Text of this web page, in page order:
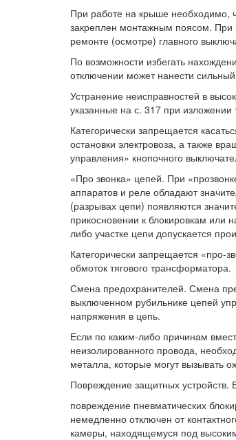
При работе на крыше необходимо,
закреплен монтажным поясом. При
ремонте (осмотре) главного
По возможности избегать
отключении может нанести
Устранение неисправностей в
указанные на с. 317 при изложении
Категорически запрещается
остановки электровоза, а также
управления» кнопочного
«Про звонка» цепей. При
аппаратов и реле обладают
(разрывах цепи) появляются
прикосновении к блокировкам или
либо участке цепи допускается
Категорически запрещается «про-
обмоток тягового трансформатора.
Смена предохранителей. Смена
выключенном рубильнике цепей
напряжения в цепь.
Если по каким-либо причинам
неизолированного провода,
металла, которые могут вызывать
Повреждение защитных устройств.
повреждение пневматических
немедленно отключен от
камеры, находящемуся под